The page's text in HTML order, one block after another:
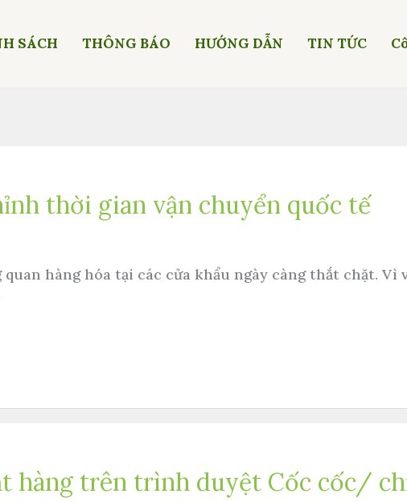
SÁCH THÔNG BÁO HƯỚNG DẪN TIN TỨC
thời gian vận chuyển quốc tế
hàng hóa tại các cửa khẩu ngày càng thắt chặt.
hàng trên trình duyệt Cốc cốc/